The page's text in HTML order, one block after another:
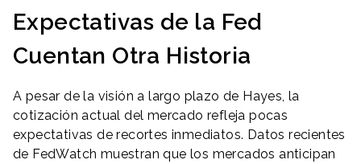
Expectativas de la Fed
Cuentan Otra Historia
A pesar de la visión a largo plazo de Hayes, la
cotización actual del mercado refleja pocas
expectativas de recortes inmediatos. Datos recientes
de FedWatch muestran que los mercados anticipan